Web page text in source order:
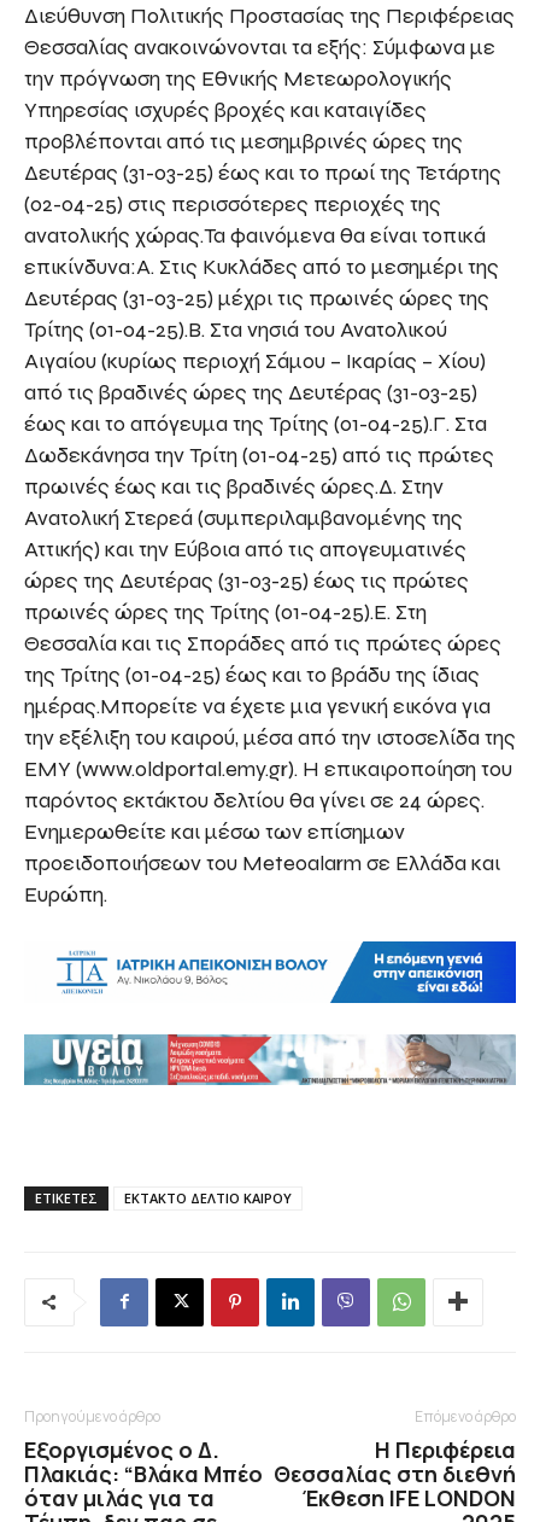
Διεύθυνση Πολιτικής Προστασίας της Περιφέρειας
Θεσσαλίας ανακοινώνονται τα εξής: Σύμφωνα με
την πρόγνωση της Εθνικής Μετεωρολογικής
Υπηρεσίας ισχυρές βροχές και καταιγίδες
προβλέπονται από τις μεσημβρινές ώρες της
Δευτέρας (31-03-25) έως και το πρωί της Τετάρτης
(02-04-25) στις περισσότερες περιοχές της
ανατολικής χώρας.Τα φαινόμενα θα είναι τοπικά
επικίνδυνα:Α. Στις Κυκλάδες από το μεσημέρι της
Δευτέρας (31-03-25) μέχρι τις πρωινές ώρες της
Τρίτης (01-04-25).Β. Στα νησιά του Ανατολικού
Αιγαίου (κυρίως περιοχή Σάμου – Ικαρίας – Χίου)
από τις βραδινές ώρες της Δευτέρας (31-03-25)
έως και το απόγευμα της Τρίτης (01-04-25).Γ. Στα
Δωδεκάνησα την Τρίτη (01-04-25) από τις πρώτες
πρωινές έως και τις βραδινές ώρες.Δ. Στην
Ανατολική Στερεά (συμπεριλαμβανομένης της
Αττικής) και την Εύβοια από τις απογευματινές
ώρες της Δευτέρας (31-03-25) έως τις πρώτες
πρωινές ώρες της Τρίτης (01-04-25).Ε. Στη
Θεσσαλία και τις Σποράδες από τις πρώτες ώρες
της Τρίτης (01-04-25) έως και το βράδυ της ίδιας
ημέρας.Μπορείτε να έχετε μια γενική εικόνα για
την εξέλιξη του καιρού, μέσα από την ιστοσελίδα της
ΕΜΥ (www.oldportal.emy.gr). Η επικαιροποίηση του
παρόντος εκτάκτου δελτίου θα γίνει σε 24 ώρες.
Ενημερωθείτε και μέσω των επίσημων
προειδοποιήσεων του Meteoalarm σε Ελλάδα και
Ευρώπη.
ΕΤΙΚΕΤΕΣ ΕΚΤΑΚΤΟ ΔΕΛΤΙΟ ΚΑΙΡΟΥ
Προηγούμενο άρθρο
Εξοργισμένος ο Δ.
Πλακιάς: “Βλάκα Μπέο
όταν μιλάς για τα
Επόμενο άρθρο
Η Περιφέρεια
Θεσσαλίας στη διεθνή
Έκθεση IFE LONDON